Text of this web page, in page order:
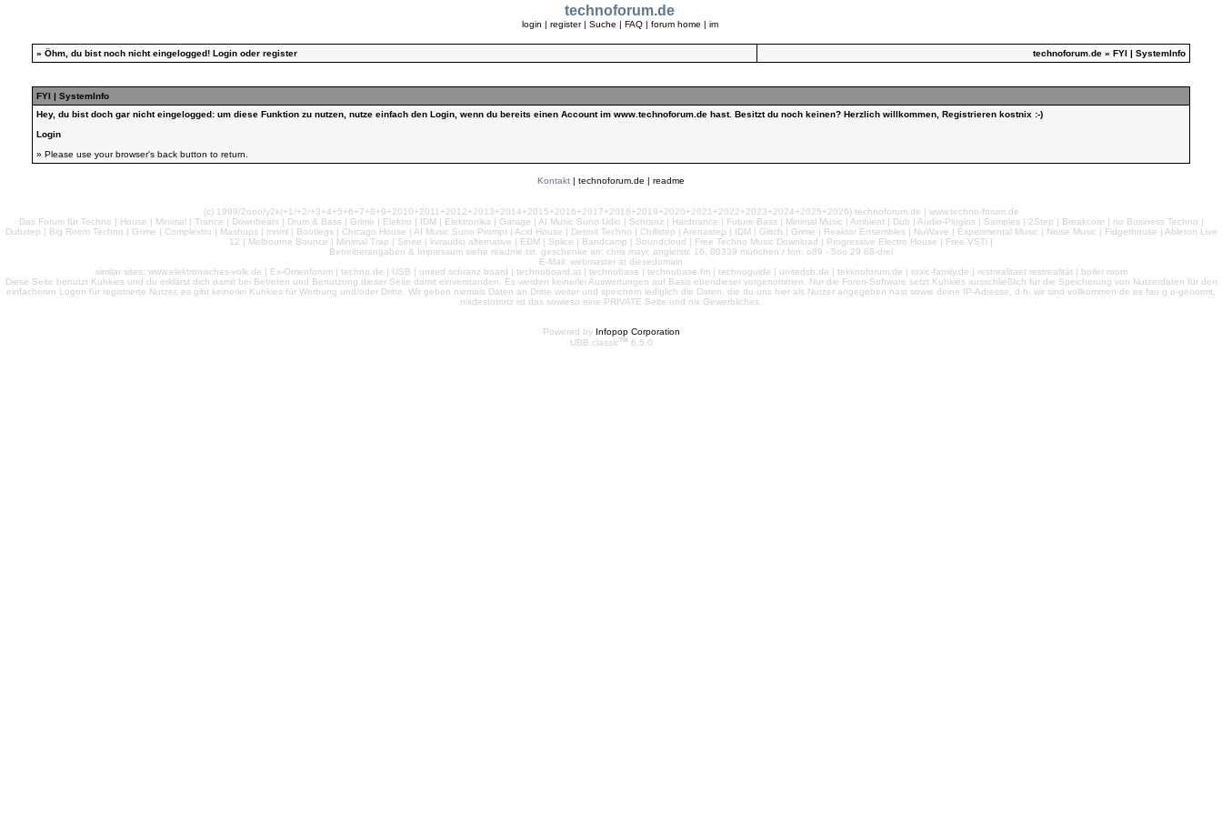
technoforum.de
login | register | Suche | FAQ| forum home | im
» Öhm, du bist noch nicht eingelogged! Login oder register technoforum.de » FYI | SystemInfo
FYI | SystemInfo
Hey, du bist doch gar nicht eingelogged: um diese Funktion zu nutzen, nutze einfach den Login, wenn du bereits einen Account im www.technoforum.de hast. Besitzt du noch keinen? Herzlich willkommen, Registrieren kostnix :-)
Login
» Please use your browser's back button to return.
Kontakt | technoforum.de | readme
(c) 1999/2ooo/y2k(+1/+2/+3+4+5+6+7+8+9+2010+2011+2012+2013+2014+2015+2016+2017+2018+2019+2020+2021+2022+2023+2024+2025+2026) technoforum.de | www.techno-forum.de
Das Forum für Techno | House | Minimal | Trance | Downbeats | Drum & Bass | Grime | Elektro | IDM | Elektronika | Garage | AI Music Suno Udio | Schranz | Hardtrance | Future Bass | Minimal Music | Ambient | Dub | Audio-Plugins | Samples | 2Step | Breakcore | no Business Techno |
Dubstep | Big Room Techno | Grime | Complextro | Mashups | mnml | Bootlegs | Chicago House | AI Music Suno Prompt | Acid House | Detroit Techno | Chillstep | Arenastep | IDM | Glitch | Grime | Reaktor Ensembles | NuWave | Experimental Music | Noise Music | Fidgethouse | Ableton Live
12 | Melbourne Bounce | Minimal Trap | Sinee | kvraudio alternative | EDM | Splice | Bandcamp | Soundcloud | Free Techno Music Download | Progressive Electro House | Free VSTi |
Betreiberangaben & Impressum siehe readme.txt, geschenke an: chris mayr, anglerstr. 16, 80339 münchen / fon: o89 - 5oo 29 68-drei
E-Mail: webmaster ät diesedomain
similar sites: www.elektronisches-volk.de | Ex-Omenforum | techno.de | USB | united schranz board | technoboard.at | technobase | technobase.fm | technoguide | unitedsb.de | tekknoforum.de | toxic-family.de | restrealitaet restrealität | boiler room
Diese Seite benutzt Kuhkies und du erklärst dich damit bei Betreten und Benutzung dieser Seite damit einverstanden. Es werden keinerlei Auswertungen auf Basis ebendieser vorgenommen. Nur die Foren-Software setzt Kuhkies ausschließlich für die Speicherung von Nutzerdaten für den
einfacheren Logon für registrierte Nutzer, es gibt keinerlei Kuhkies für Werbung und/oder Dritte. Wir geben niemals Daten an Dritte weiter und speichern lediglich die Daten, die du uns hier als Nutzer angegeben hast sowie deine IP-Adresse, d.h. wir sind vollkommen de es fau g o-genormt,
nixdestotrotz ist das sowieso eine PRIVATE Seite und nix Gewerbliches.
Powered by Infopop Corporation
UBB.classicTM 6.5.0